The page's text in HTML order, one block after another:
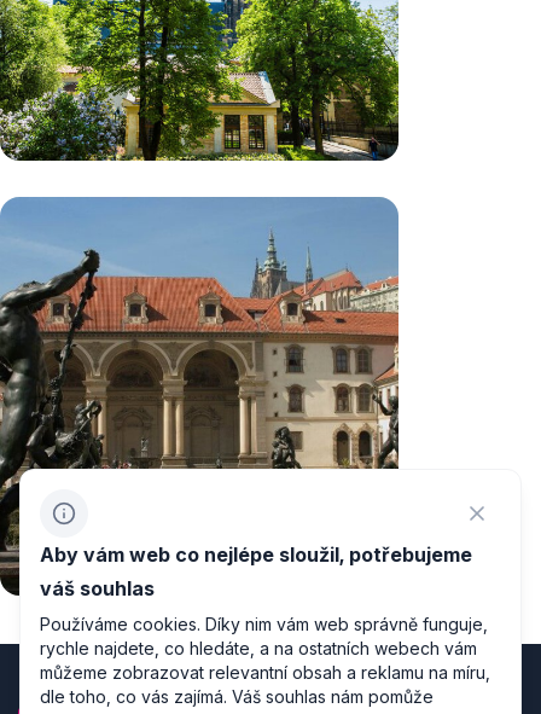
Aby vám web co nejlépe sloužil, potřebujeme
váš souhlas
Používáme cookies. Díky nim vám web správně funguje,
rychle najdete, co hledáte, a na ostatních webech vám
můžeme zobrazovat relevantní obsah a reklamu na míru,
dle toho, co vás zajímá. Váš souhlas nám pomůže